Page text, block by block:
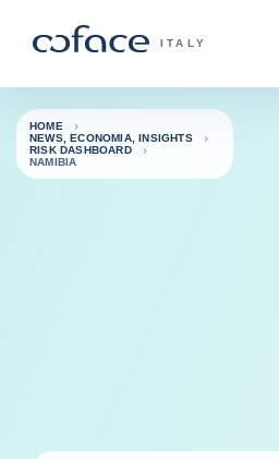
COFACE FOR
ITALY
Torna alla Homepage
HOME
NEWS, ECONOMIA, INSIGHTS
RISK DASHBOARD
NAMIBIA